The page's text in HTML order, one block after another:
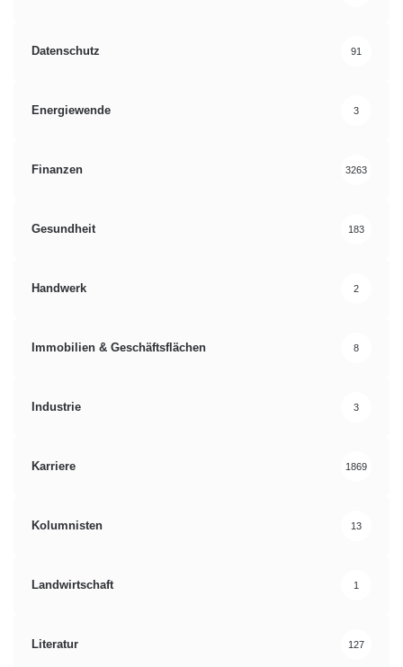
Datenschutz 91
Energiewende 3
Finanzen 3263
Gesundheit 183
Handwerk 2
Immobilien & Geschäftsflächen 8
Industrie 3
Karriere 1869
Kolumnisten 13
Landwirtschaft 1
Literatur 127